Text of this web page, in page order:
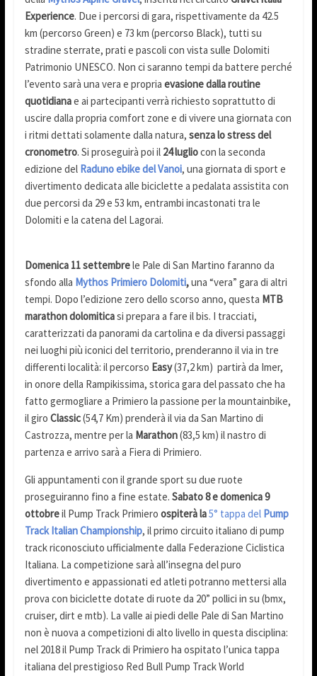
Experience. Due i percorsi di gara, rispettivamente da 42.5
km (percorso Green) e 73 km (percorso Black), tutti su
stradine sterrate, prati e pascoli con vista sulle Dolomiti
Patrimonio UNESCO. Non ci saranno tempi da battere perché
l’evento sarà una vera e propria evasione dalla routine
quotidianae ai partecipanti verrà richiesto soprattutto di
uscire dalla propria comfort zone e di vivere una giornata con
i ritmi dettati solamente dalla natura, senza lo stress del
cronometro. Si proseguirà poi il 24 lugliocon la seconda
edizione del Raduno ebike del Vanoi, una giornata di sport e
divertimento dedicata alle biciclette a pedalata assistita con
due percorsi da 29 e 53 km, entrambi incastonati tra le
Dolomiti e la catena del Lagorai.
Domenica 11 settembrele Pale di San Martino faranno da
sfondo alla Mythos Primiero Dolomiti,una “vera” gara di altri
tempi. Dopo l’edizione zero dello scorso anno, questa MTB
marathon dolomiticasi prepara a fare il bis. I tracciati,
caratterizzati da panorami da cartolina e da diversi passaggi
nei luoghi più iconici del territorio, prenderanno il via in tre
differenti località: il percorso Easy(37,2 km) partirà da Imer,
in onore della Rampikissima, storica gara del passato che ha
fatto germogliare a Primiero la passione per la mountainbike,
il giro Classic(54,7 Km) prenderà il via da San Martino di
Castrozza, mentre per la Marathon(83,5 km) il nastro di
partenza e arrivo sarà a Fiera di Primiero.
Gli appuntamenti con il grande sport su due ruote
proseguiranno fino a fine estate. Sabato 8 e domenica 9
ottobreil Pump Track Primiero ospiterà la5° tappa del Pump
Track Italian Championship, il primo circuito italiano di pump
track riconosciuto ufficialmente dalla Federazione Ciclistica
Italiana. La competizione sarà all’insegna del puro
divertimento e appassionati ed atleti potranno mettersi alla
prova con biciclette dotate di ruote da 20” pollici in su (bmx,
cruiser, dirt e mtb). La valle ai piedi delle Pale di San Martino
non è nuova a competizioni di alto livello in questa disciplina:
nel 2018 il Pump Track di Primiero ha ospitato l’unica tappa
italiana del prestigioso Red Bull Pump Track World